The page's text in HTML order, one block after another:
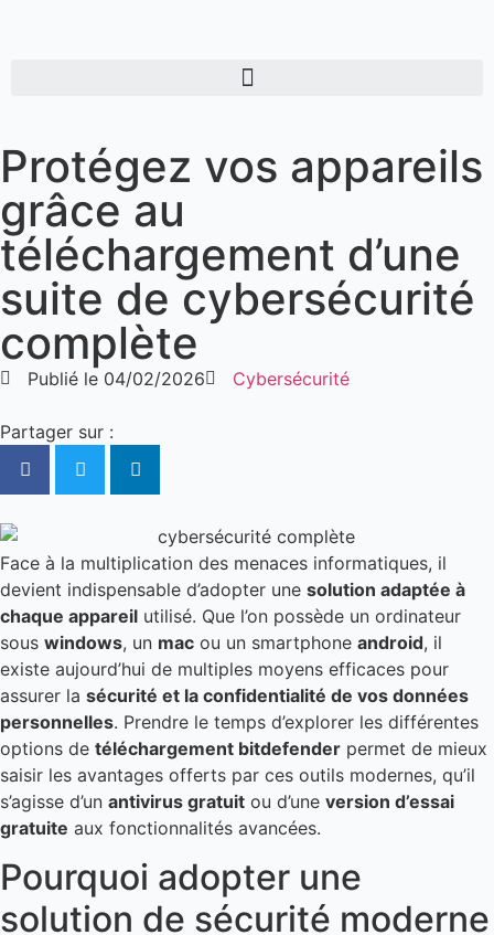
Protégez vos appareils
grâce au
téléchargement d’une
suite de cybersécurité
complète
Publié le 04/02/2026 Cybersécurité
Partager sur :
Face à la multiplication des menaces informatiques, il
devient indispensable d’adopter une solution adaptée à
chaque appareil utilisé. Que l’on possède un ordinateur
sous windows, un mac ou un smartphone android, il
existe aujourd’hui de multiples moyens efficaces pour
assurer la sécurité et la confidentialité de vos données
personnelles. Prendre le temps d’explorer les différentes
options de téléchargement bitdefender permet de mieux
saisir les avantages offerts par ces outils modernes, qu’il
s’agisse d’un antivirus gratuit ou d’une version d’essai
gratuite aux fonctionnalités avancées.
Pourquoi adopter une
solution de sécurité moderne